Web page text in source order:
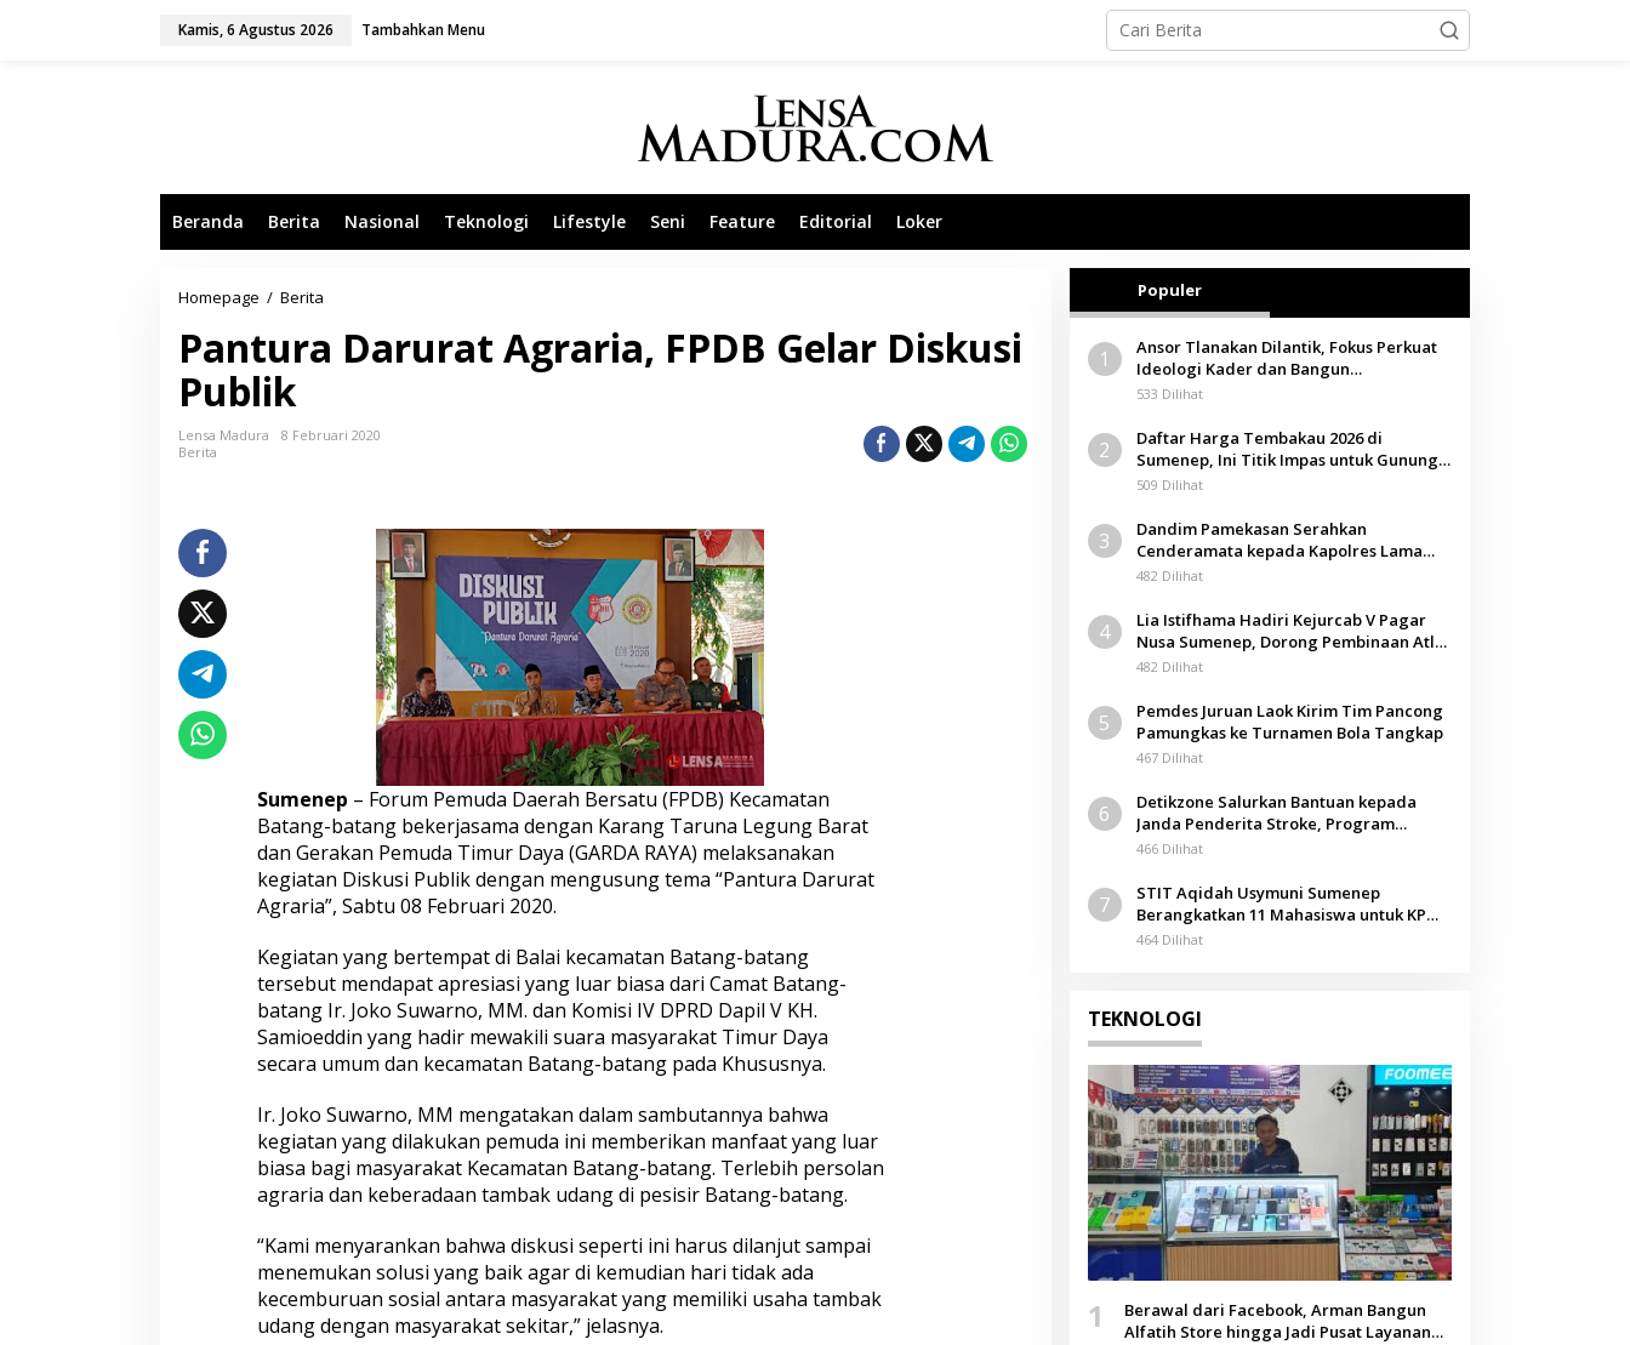
Kamis, 6 Agustus 2026 Tambahkan Menu
Beranda Berita Nasional Teknologi Lifestyle Seni Feature Editorial Loker
Homepage / Berita
n
t
a
P
D
G
e
l
r
D
i
s
k
u
i
P
u
b
Pantura Darurat Agraria, FPDB Gelar Diskusi
Publik
Lensa Madura
8 Februari 2020
Berita
Sumenep – Forum Pemuda Daerah Bersatu (FPDB) Kecamatan
Batang-batang bekerjasama dengan Karang Taruna Legung Barat
dan Gerakan Pemuda Timur Daya (GARDA RAYA) melaksanakan
kegiatan Diskusi Publik dengan mengusung tema “Pantura Darurat
Agraria”, Sabtu 08 Februari 2020.
Kegiatan yang bertempat di Balai kecamatan Batang-batang
tersebut mendapat apresiasi yang luar biasa dari Camat Batang-
batang Ir. Joko Suwarno, MM. dan Komisi IV DPRD Dapil V KH.
Samioeddin yang hadir mewakili suara masyarakat Timur Daya
secara umum dan kecamatan Batang-batang pada Khususnya.
Ir. Joko Suwarno, MM mengatakan dalam sambutannya bahwa
kegiatan yang dilakukan pemuda ini memberikan manfaat yang luar
biasa bagi masyarakat Kecamatan Batang-batang. Terlebih persolan
agraria dan keberadaan tambak udang di pesisir Batang-batang.
“Kami menyarankan bahwa diskusi seperti ini harus dilanjut sampai
menemukan solusi yang baik agar di kemudian hari tidak ada
kecemburuan sosial antara masyarakat yang memiliki usaha tambak
udang dengan masyarakat sekitar,” jelasnya.
Populer
1
Ansor Tlanakan Dilantik, Fokus Perkuat
Ideologi Kader dan Bangun
Kemandirian Ekonomi
533 Dilihat
2
Daftar Harga Tembakau 2026 di
Sumenep, Ini Titik Impas untuk Gunung,
Tegal, dan Sawah
509 Dilihat
3
Dandim Pamekasan Serahkan
Cenderamata kepada Kapolres Lama
pada Acara Kenal Pamit
482 Dilihat
4
Lia Istifhama Hadiri Kejurcab V Pagar
Nusa Sumenep, Dorong Pembinaan Atlet
Berkarakter
482 Dilihat
5
Pemdes Juruan Laok Kirim Tim Pancong
Pamungkas ke Turnamen Bola Tangkap
467 Dilihat
6
Detikzone Salurkan Bantuan kepada
Janda Penderita Stroke, Program
Berbagi Masuki Hari ke-61
466 Dilihat
7
STIT Aqidah Usymuni Sumenep
Berangkatkan 11 Mahasiswa untuk KPM
Internasional di Malaysia
464 Dilihat
TEKNOLOGI
1
Berawal dari Facebook, Arman Bangun
Alfatih Store hingga Jadi Pusat Layanan